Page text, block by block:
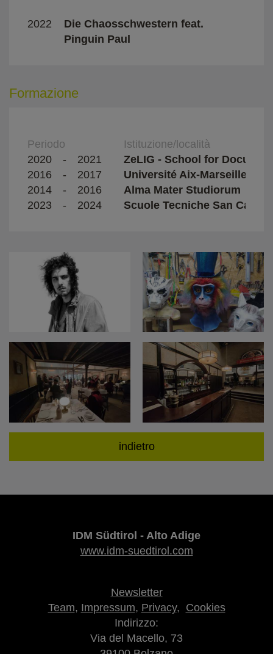
indietro
2022
Die Chaosschwestern feat.
Pinguin Paul
Formazione
Periodo
Istituzione/località
2020
- 2021
ZeLIG - School for
2016
- 2017
Université Aix-Marseille
2014
- 2016
Alma Mater Studiorum
2023
- 2024 Scuole Tecniche San Carlo
IDM Südtirol - Alto Adige
www.idm-suedtirol.com
Newsletter
Team, Impressum, Privacy, Cookies
Indirizzo:
Via del Macello, 73